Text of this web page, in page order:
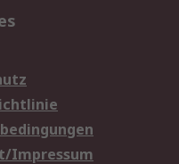
Impressum